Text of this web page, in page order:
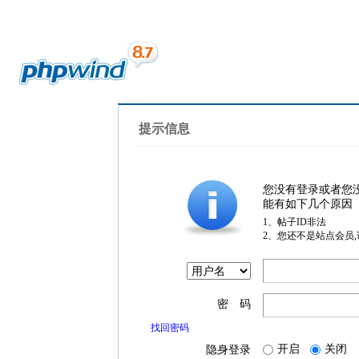
提示信息
您没有登录或者您
能有如下几个原因
1、帖子ID非法
2、您还不是站点会员
密 码
找回密码
隐身登录 开启 关闭